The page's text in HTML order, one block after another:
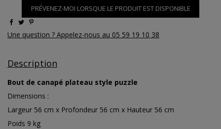
PRÉVENEZ-MOI LORSQUE LE PRODUIT EST DISPONIBLE
Une question ? Appelez-nous au 05 59 19 10 38
Description
Bout de canapé plateau style puzzle
Dimensions :
Largeur 56 cm x Profondeur 56 cm x Hauteur 56 cm
Poids 9 kg